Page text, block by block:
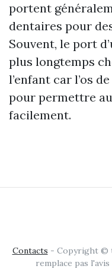
portent
dentaires pour
Souvent, le port
plus longtemps
l’enfant car l’os
pour permettre
facilement.
Contacts - Copyright ©
remplace pas